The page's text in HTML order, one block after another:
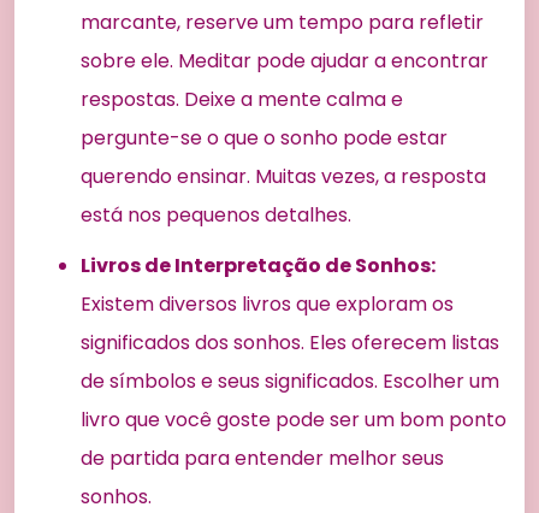
marcante, reserve um tempo para refletir
sobre ele. Meditar pode ajudar a encontrar
respostas. Deixe a mente calma e
pergunte-se o que o sonho pode estar
querendo ensinar. Muitas vezes, a resposta
está nos pequenos detalhes.
Livros de Interpretação de Sonhos:
Existem diversos livros que exploram os
significados dos sonhos. Eles oferecem listas
de símbolos e seus significados. Escolher um
livro que você goste pode ser um bom ponto
de partida para entender melhor seus
sonhos.